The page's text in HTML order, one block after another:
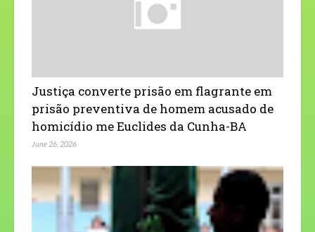
Justiça converte prisão em flagrante em
prisão preventiva de homem acusado de
homicídio me Euclides da Cunha-BA
June 26, 2026